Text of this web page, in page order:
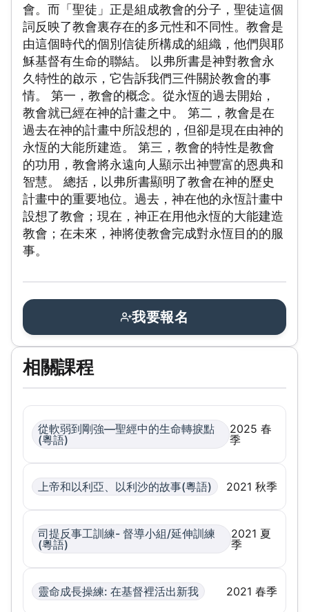
會。而「聖徒」正是組成教會的分子，聖徒這個
詞反映了教會裏存在的多元性和不同性。教會是
由這個時代的個別信徒所構成的組織，他們與耶
穌基督有生命的聯結。 以弗所書是神對教會永
久特性的啟示，它告訴我們三件關於教會的事
情。 第一，教會的概念。從永恆的過去開始，
教會就已經在神的計畫之中。 第二，教會是在
過去在神的計畫中所設想的，但卻是現在由神的
永恆的大能所建造。 第三，教會的特性是教會
的功用，教會將永遠向人顯示出神豐富的恩典和
智慧。 總括，以弗所書顯明了教會在神的歷史
計畫中的重要地位。過去，神在他的永恆計畫中
設想了教會；現在，神正在用他永恆的大能建造
教會；在未來，神將使教會完成對永恆目的的服
事。
我要報名
相關課程
從軟弱到剛強—聖經中的生命轉捩點
(粵語)
2025 春
季
上帝和以利亞、以利沙的故事(粵語) 2021 秋季
司提反事工訓練- 督導小組/延伸訓練
(粵語)
2021 夏
季
靈命成長操練: 在基督裡活出新我 2021 春季